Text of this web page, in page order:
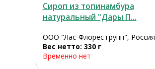
Сироп из топинамбура
натуральный "Дары П...
ООО "Лас-Флорес групп", Россия
Вес нетто: 330 г
Временно нет